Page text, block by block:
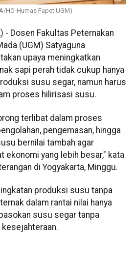
HO-Humas Fapet UGM)
- Dosen Fakultas Peternakan
(UGM) Satyaguna
upaya meningkatkan
sapi perah tidak cukup hanya
susu segar, namun harus
proses hilirisasi susu.
terlibat dalam proses
pengemasan, hingga
bernilai tambah agar
ekonomi yang lebih besar," kata
di Yogyakarta, Minggu.
produksi susu tanpa
dalam rantai nilai hanya
susu segar tanpa
kesejahteraan.